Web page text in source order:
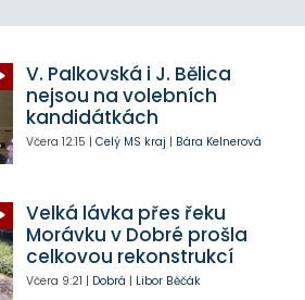
V. Palkovská i J. Bělica
nejsou na volebních
kandidátkách
Včera 12:15 | Celý MS kraj | Bára Kelnerová
Velká lávka přes řeku
Morávku v Dobré prošla
celkovou rekonstrukcí
Včera 9:21 | Dobrá | Libor Běčák